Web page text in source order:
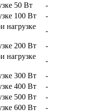
50 Вт
-
100 Вт
-
нагрузке
-
200 Вт
-
нагрузке
-
300 Вт
-
400 Вт
-
500 Вт
-
600 Вт
-